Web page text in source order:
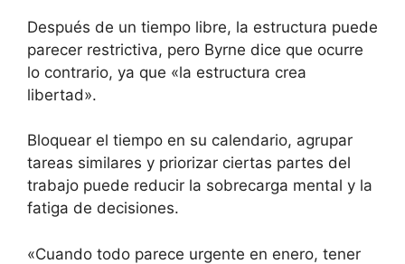
Después de un tiempo libre, la estructura puede
parecer restrictiva, pero Byrne dice que ocurre
lo contrario, ya que «la estructura crea
libertad».
Bloquear el tiempo en su calendario, agrupar
tareas similares y priorizar ciertas partes del
trabajo puede reducir la sobrecarga mental y la
fatiga de decisiones.
«Cuando todo parece urgente en enero, tener